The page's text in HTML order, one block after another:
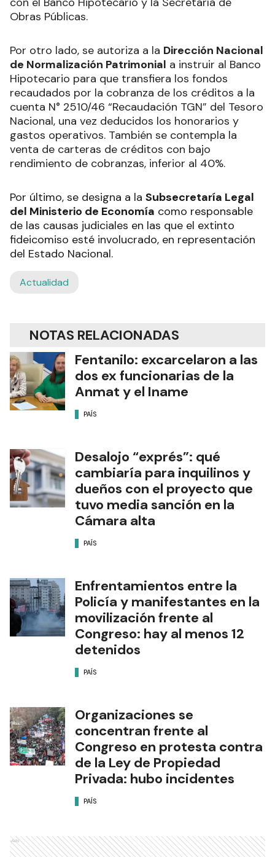
Obras Públicas.
Por otro lado, se autoriza a la Dirección Nacional
de Normalización Patrimonial a instruir al Banco
Hipotecario para que transfiera los fondos
recaudados por la cobranza de los créditos a la
cuenta N° 2510/46 “Recaudación TGN” del Tesoro
Nacional, una vez deducidos los honorarios y
gastos operativos. También se contempla la
venta de carteras de créditos con bajo
rendimiento de cobranzas, inferior al 40%.
Por último, se designa a la Subsecretaría Legal
del Ministerio de Economía como responsable
de las causas judiciales en las que el extinto
fideicomiso esté involucrado, en representación
del Estado Nacional.
Actualidad
NOTAS RELACIONADAS
Fentanilo: excarcelaron a las
dos ex funcionarias de la
Anmat y el Iname
PAÍS
Desalojo “exprés”: qué
cambiaría para inquilinos y
dueños con el proyecto que
tuvo media sanción en la
Cámara alta
PAÍS
Enfrentamientos entre la
Policía y manifestantes en la
movilización frente al
Congreso: hay al menos 12
detenidos
PAÍS
Organizaciones se
concentran frente al
Congreso en protesta contra
de la Ley de Propiedad
Privada: hubo incidentes
PAÍS
Ads